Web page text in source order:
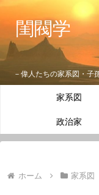
閨閥学
－偉人たちの家系図・
家系図
政治家
ホーム 家系図